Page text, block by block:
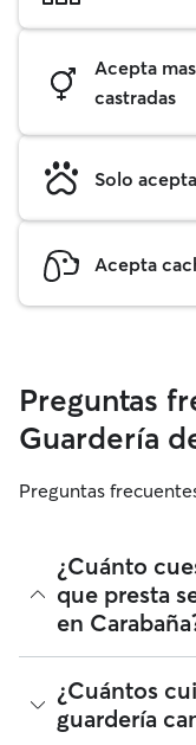
Acepta
castradas
Solo
Acepta
Preguntas
Guardería
Preguntas
¿Cuánto
que presta
en
Los cuidadores
tarifas. El coste
perros en
¿Cuántos
guardería